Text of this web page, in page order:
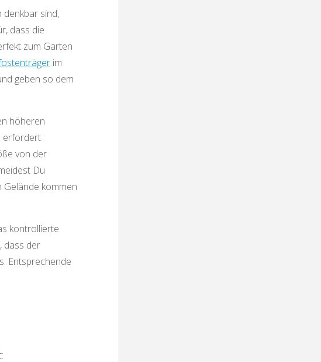
sind,
dass die
zum Garten
im
geben so dem
höheren
erfordert
von der
Du
kommen
kontrollierte
dass der
Entsprechende